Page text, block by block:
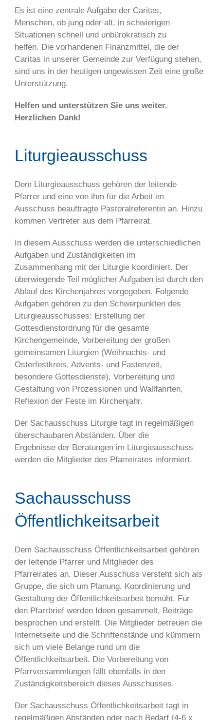
Es ist eine zentrale Aufgabe der Caritas,
Menschen, ob jung oder alt, in schwierigen
Situationen schnell und unbürokratisch zu
helfen. Die vorhandenen Finanzmittel, die der
Caritas in unserer Gemeinde zur Verfügung stehen,
sind uns in der heutigen ungewissen Zeit eine große
Unterstützung.
Helfen und unterstützen Sie uns weiter.
Herzlichen Dank!
Liturgieausschuss
Dem Liturgieausschuss gehören der leitende
Pfarrer und eine von ihm für die Arbeit im
Ausschuss beauftragte Pastoralreferentin an. Hinzu
kommen Vertreter aus dem Pfarreirat.
In diesem Ausschuss werden die unterschiedlichen
Aufgaben und Zuständigkeiten im
Zusammenhang mit der Liturgie koordiniert. Der
überwiegende Teil möglicher Aufgaben ist durch den
Ablauf des Kirchenjahres vorgegeben. Folgende
Aufgaben gehören zu den Schwerpunkten des
Liturgieausschusses: Erstellung der
Gottesdienstordnung für die gesamte
Kirchengemeinde, Vorbereitung der großen
gemeinsamen Liturgien (Weihnachts- und
Osterfestkreis, Advents- und Fastenzeit,
besondere Gottesdienste), Vorbereitung und
Gestaltung von Prozessionen und Wallfahrten,
Reflexion der Feste im Kirchenjahr.
Der Sachausschuss Liturgie tagt in regelmäßigen
überschaubaren Abständen. Über die
Ergebnisse der Beratungen im Liturgieausschuss
werden die Mitglieder des Pfarreirates informiert.
Sachausschuss
Öffentlichkeitsarbeit
Dem Sachausschuss Öffentlichkeitsarbeit gehören
der leitende Pfarrer und Mitglieder des
Pfarreirates an. Dieser Ausschuss versteht sich als
Gruppe, die sich um Planung, Koordinierung und
Gestaltung der Öffentlichkeitsarbeit bemüht. Für
den Pfarrbrief werden Ideen gesammelt, Beiträge
besprochen und erstellt. Die Mitglieder betreuen die
Internetseite und die Schriftenstände und kümmern
sich um viele Belange rund um die
Öffentlichkeitsarbeit. Die Vorbereitung von
Pfarrversammlungen fällt ebenfalls in den
Zuständigkeitsbereich dieses Ausschusses.
Der Sachausschuss Öffentlichkeitsarbeit tagt in
regelmäßigen Abständen oder nach Bedarf (4-6 x